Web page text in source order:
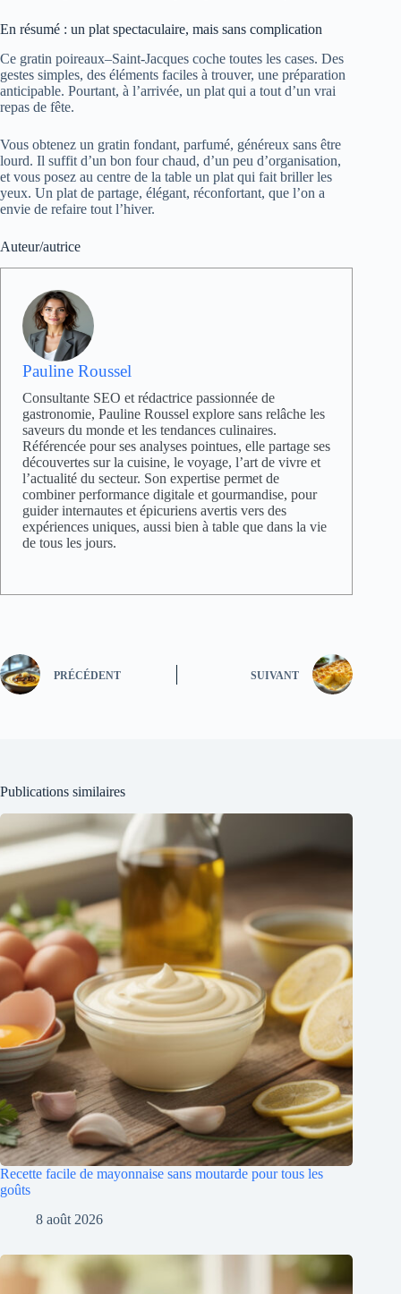
En résumé : un plat spectaculaire, mais sans complication
Ce gratin poireaux–Saint-Jacques coche toutes les cases. Des
gestes simples, des éléments faciles à trouver, une préparation
anticipable. Pourtant, à l’arrivée, un plat qui a tout d’un vrai
repas de fête.
Vous obtenez un gratin fondant, parfumé, généreux sans être
lourd. Il suffit d’un bon four chaud, d’un peu d’organisation,
et vous posez au centre de la table un plat qui fait briller les
yeux. Un plat de partage, élégant, réconfortant, que l’on a
envie de refaire tout l’hiver.
Auteur/autrice
Pauline Roussel
Consultante SEO et rédactrice passionnée de
gastronomie, Pauline Roussel explore sans relâche les
saveurs du monde et les tendances culinaires.
Référencée pour ses analyses pointues, elle partage ses
découvertes sur la cuisine, le voyage, l’art de vivre et
l’actualité du secteur. Son expertise permet de
combiner performance digitale et gourmandise, pour
guider internautes et épicuriens avertis vers des
expériences uniques, aussi bien à table que dans la vie
de tous les jours.
PRÉCÉDENT SUIVANT
Publications similaires
Recette facile de mayonnaise sans moutarde pour tous les
goûts
8 août 2026